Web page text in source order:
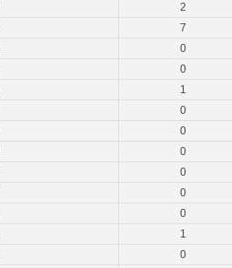
2
7
0
0
1
0
0
0
0
0
0
1
0